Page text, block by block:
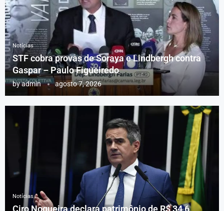
Notícias
STF cobra provas de Soraya e Lindbergh contra
Gaspar – Paulo Figueiredo
byadmin agosto 7, 2026
Notícias
Ciro Nogueira declara patrimônio de R$ 34,6